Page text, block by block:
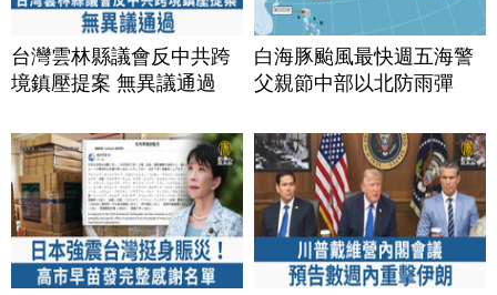
台灣雲林縣議會反中共跨
境鎮壓提案 無異議通過
白海豚颱風最快週五海警
父親節中部以北防雨彈